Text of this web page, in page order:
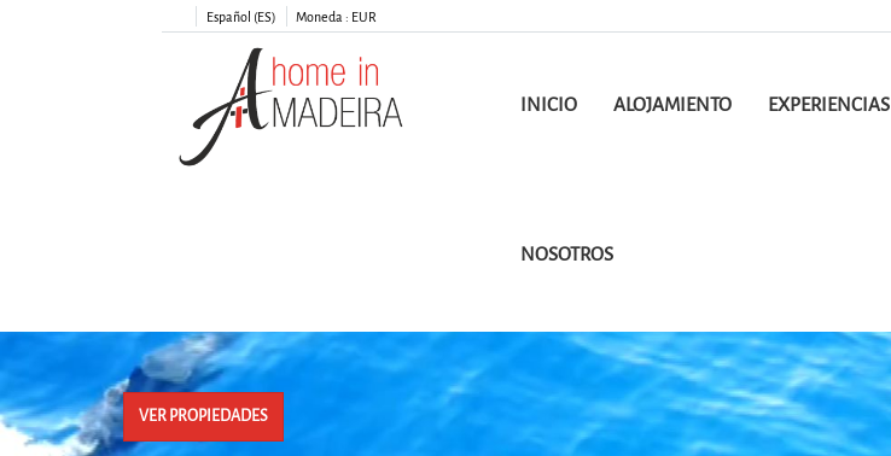
Español (ES) Moneda : EUR
INICIO ALOJAMIENTO EXPERIENCIAS
NOSOTROS
VER PROPIEDADES